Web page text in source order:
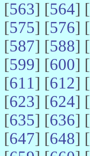
[563] [564] [
[575] [576] [
[587] [588] [
[599] [600] [
[611] [612] [
[623] [624] [
[635] [636] [
[647] [648] [